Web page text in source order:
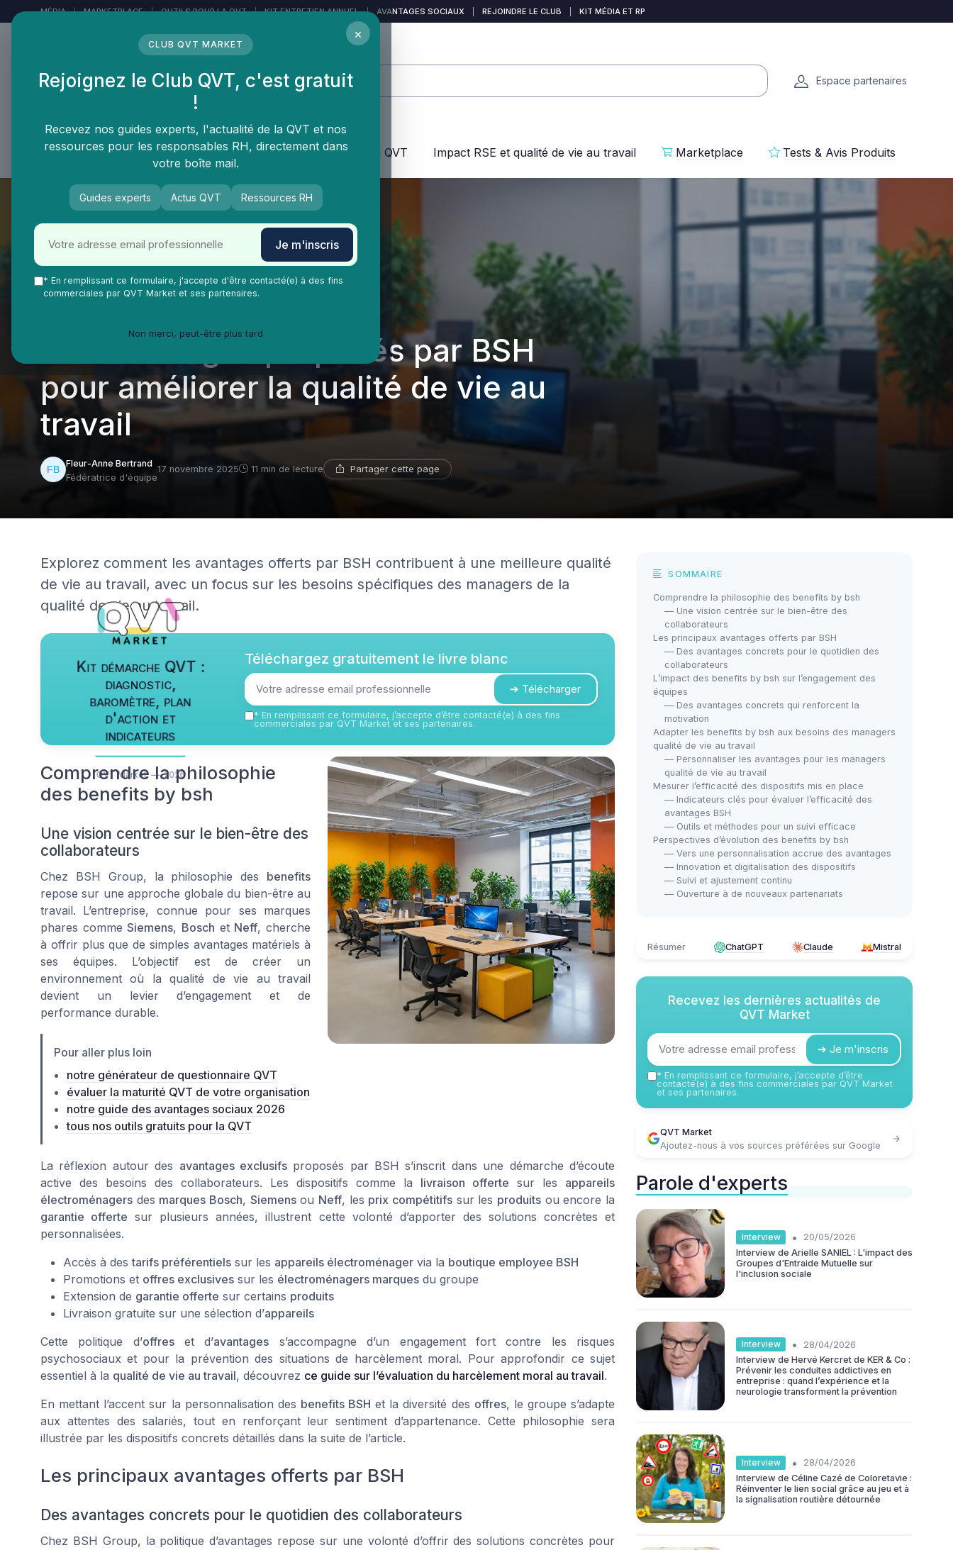
MÉDIA | MARKETPLACE | OUTILS POUR LA QVT | KIT ENTRETIEN ANNUEL | AVANTAGES SOCIAUX REJOINDRE LE CLUB KIT MÉDIA ET RP
LE MÉDIA DES
Espace partenaires
Vie Ma Vie dans la QVT Tendances QVT Enjeux dans la QVT Impact RSE et qualité de vie au travail Marketplace Tests & Avis Produits
Les avantages proposés par BSH
pour améliorer la qualité de vie au
travail
Fleur-Anne Bertrand
Fédératrice d'équipe
17 novembre 2025 11 min de lecture Partager cette page
Explorez comment les avantages offerts par BSH contribuent à une meilleure qualité
de vie au travail, avec un focus sur les besoins spécifiques des managers de la
qualité de vie au travail.
Kit démarche QVT :
diagnostic,
baromètre, plan
d'action et
indicateurs
QVT Market — 2026
Téléchargez gratuitement le livre blanc
➔ Télécharger
* En remplissant ce formulaire, j’accepte d’être contacté(e) à des fins
commerciales par QVT Market et ses partenaires.
Comprendre la philosophie
des benefits by bsh
Une vision centrée sur le bien-être des
collaborateurs
Chez BSH Group, la philosophie des benefits
repose sur une approche globale du bien-être au
travail. L’entreprise, connue pour ses marques
phares commeSiemens, Bosch et Neff, cherche
à offrir plus que de simples avantages matériels à
ses équipes. L’objectif est de créer un
environnement où la qualité de vie au travail
devient un levier d’engagement et de
performance durable.
Pour aller plus loin
notre générateur de questionnaire QVT
évaluer la maturité QVT de votre organisation
notre guide des avantages sociaux 2026
tous nos outils gratuits pour la QVT
La réflexion autour des avantages exclusifsproposés par BSH s’inscrit dans une démarche d’écoute
active des besoins des collaborateurs. Les dispositifs comme la livraison offerte sur les appareils
électroménagers des marques Bosch, Siemensou Neff, les prix compétitifs sur les produits ou encore la
garantie offerte sur plusieurs années, illustrent cette volonté d’apporter des solutions concrètes et
personnalisées.
Accès à destarifs préférentiels sur les appareils électroménager via la boutique employee BSH
Promotions et offres exclusives sur les électroménagers marques du groupe
Extension de garantie offerte sur certains produits
Livraison gratuite sur une sélection d’appareils
Cette politique d’offreset d’avantages s’accompagne d’un engagement fort contre les risques
psychosociaux et pour la prévention des situations de harcèlement moral. Pour approfondir ce sujet
essentiel à la qualité de vie au travail, découvrez ce guide sur l’évaluation du harcèlement moral au travail.
En mettant l’accent sur la personnalisation des benefits BSH et la diversité des offres, le groupe s’adapte
aux attentes des salariés, tout en renforçant leur sentiment d’appartenance. Cette philosophie sera
illustrée par les dispositifs concrets détaillés dans la suite de l’article.
Les principaux avantages offerts par BSH
Des avantages concrets pour le quotidien des collaborateurs
Chez BSH Group, la politique d’avantages repose sur une volonté d’offrir des solutions concrètes pour
SOMMAIRE
Comprendre la philosophie des benefits by bsh
— Une vision centrée sur le bien-être des
collaborateurs
Les principaux avantages offerts par BSH
— Des avantages concrets pour le quotidien des
collaborateurs
L’impact des benefits by bsh sur l’engagement des
équipes
— Des avantages concrets qui renforcent la
motivation
Adapter les benefits by bsh aux besoins des managers
qualité de vie au travail
— Personnaliser les avantages pour les managers
qualité de vie au travail
Mesurer l’efficacité des dispositifs mis en place
— Indicateurs clés pour évaluer l’efficacité des
avantages BSH
— Outils et méthodes pour un suivi efficace
Perspectives d’évolution des benefits by bsh
— Vers une personnalisation accrue des avantages
— Innovation et digitalisation des dispositifs
— Suivi et ajustement continu
— Ouverture à de nouveaux partenariats
Résumer ChatGPT Claude Mistral
Recevez les dernières actualités de
QVT Market
➔ Je m'inscris
* En remplissant ce formulaire, j’accepte d’être
contacté(e) à des fins commerciales par QVT Market
et ses partenaires.
QVT Market
Ajoutez-nous à vos sources préférées sur Google
Parole d'experts
Interview •
20/05/2026
Interview de Arielle SANIEL : L'impact des
Groupes d'Entraide Mutuelle sur
l'inclusion sociale
Interview •
28/04/2026
Interview de Hervé Kercret de KER & Co :
Prévenir les conduites addictives en
entreprise : quand l’expérience et la
neurologie transforment la prévention
Interview •
28/04/2026
Interview de Céline Cazé de Coloretavie :
Réinventer le lien social grâce au jeu et à
la signalisation routière détournée
×
CLUB QVT MARKET
Rejoignez le Club QVT, c'est gratuit
!
Recevez nos guides experts, l'actualité de la QVT et nos
ressources pour les responsables RH, directement dans
votre boîte mail.
Guides experts Actus QVT Ressources RH
Je m'inscris
* En remplissant ce formulaire, j'accepte d'être contacté(e) à des fins
commerciales par QVT Market et ses partenaires.
Non merci, peut-être plus tard
Panneau de gestion des cookies